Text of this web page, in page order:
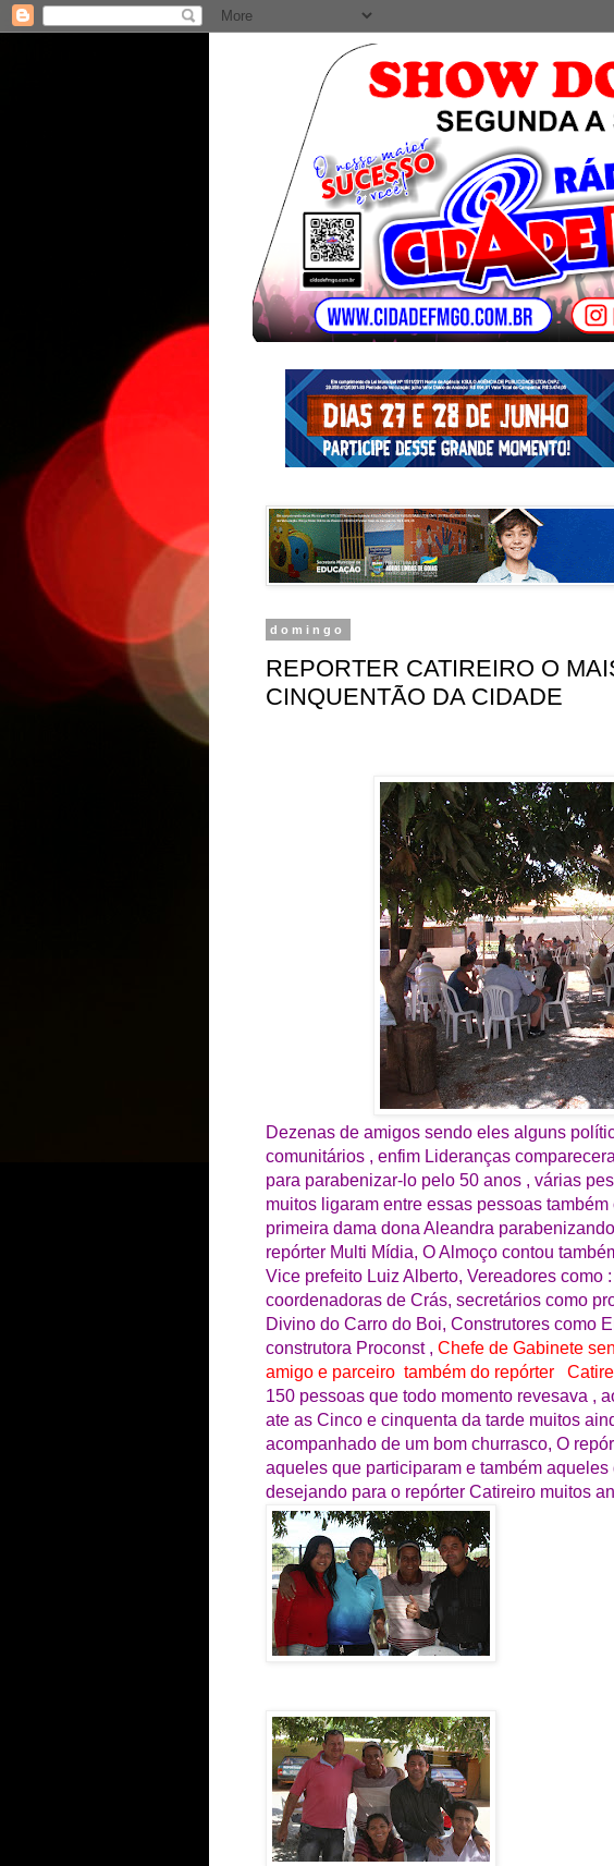
domingo
REPORTER CATIREIRO O
CINQUENTÃO DA CIDADE
Dezenas de amigos sendo eles alguns
comunitários , enfim Lideranças
para parabenizar-lo pelo 50 anos , várias
muitos ligaram entre essas pessoas
primeira dama dona Aleandra
repórter Multi Mídia, O Almoço contou
Vice prefeito Luiz Alberto, Vereadores como
coordenadoras de Crás, secretários como
Divino do Carro do Boi, Construtores como
construtora Proconst , Chefe de Gabinete
amigo e parceiro também do repórter
150 pessoas que todo momento revesava ,
ate as Cinco e cinquenta da tarde muitos
acompanhado de um bom churrasco, O
aqueles que participaram e também
desejando para o repórter Catireiro muitos